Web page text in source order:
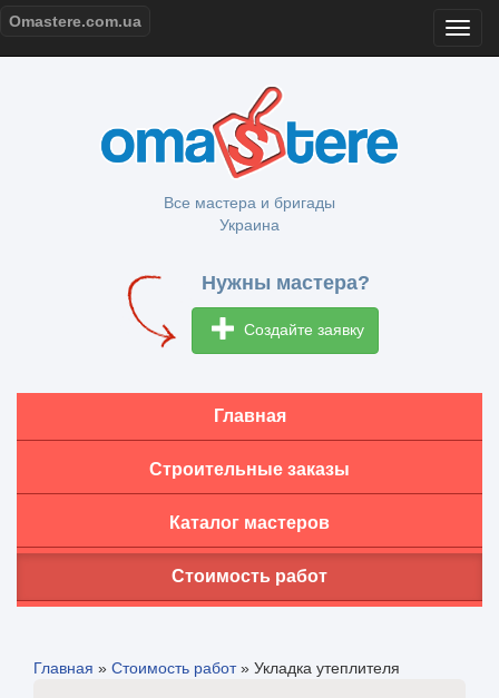
Omastere.com.ua
Все мастера и бригады
Украина
Нужны мастера?
Создайте заявку
Главная
Строительные заказы
Каталог мастеров
Стоимость работ
Главная » Стоимость работ» Укладка утеплителя